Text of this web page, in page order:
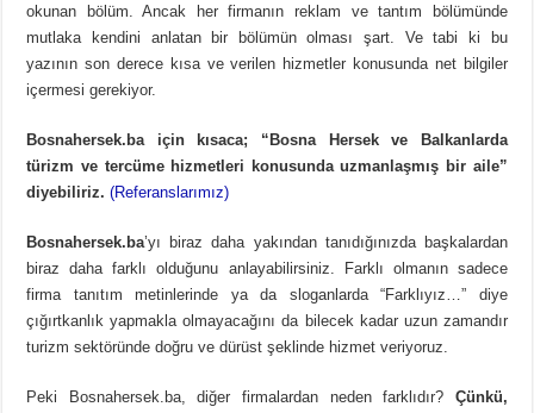
okunan bölüm. Ancak her firmanın reklam ve tantım bölümünde
mutlaka kendini anlatan bir bölümün olması şart. Ve tabi ki bu
yazının son derece kısa ve verilen hizmetler konusunda net bilgiler
içermesi gerekiyor.
Bosnahersek.ba için kısaca; “Bosna Hersek ve Balkanlarda
türizm ve tercüme hizmetleri konusunda uzmanlaşmış bir aile”
diyebiliriz.(Referanslarımız)
Bosnahersek.ba’yı biraz daha yakından tanıdığınızda başkalardan
biraz daha farklı olduğunu anlayabilirsiniz. Farklı olmanın sadece
firma tanıtım metinlerinde ya da sloganlarda “Farklıyız…” diye
çığırtkanlık yapmakla olmayacağını da bilecek kadar uzun zamandır
turizm sektöründe doğru ve dürüst şeklinde hizmet veriyoruz.
Peki Bosnahersek.ba, diğer firmalardan neden farklıdır? Çünkü,